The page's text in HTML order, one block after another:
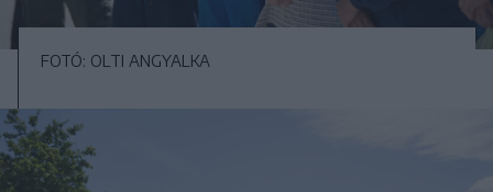
FOTÓ: OLTI ANGYALKA